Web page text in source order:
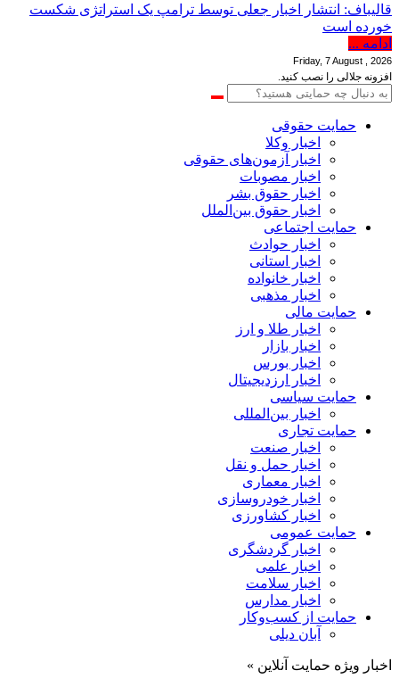
قالیباف: انتشار اخبار جعلی توسط ترامپ یک استراتژی شکست
خورده است
ادامه ...
Friday, 7 August , 2026
افزونه جلالی را نصب کنید.
حمایت حقوقی
اخبار وکلا
اخبار آزمون‌های حقوقی
اخبار مصوبات
اخبار حقوق بشر
اخبار حقوق بین‌الملل
حمایت اجتماعی
اخبار حوادث
اخبار استانی
اخبار خانواده
اخبار مذهبی
حمایت مالی
اخبار طلا و ارز
اخبار بازار
اخبار بورس
اخبار ارزدیجیتال
حمایت سیاسی
اخبار بین‌المللی
حمایت تجاری
اخبار صنعت
اخبار حمل و نقل
اخبار معماری
اخبار خودروسازی
اخبار کشاورزی
حمایت عمومی
اخبار گردشگری
اخبار علمی
اخبار سلامت
اخبار مدارس
حمایت از کسب‌وکار
آبان دیلی
اخبار ویژه حمایت آنلاین »